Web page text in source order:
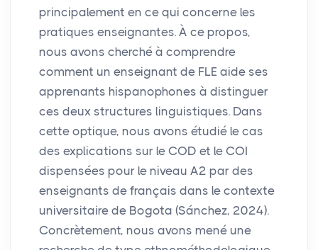
principalement en ce qui concerne les
pratiques enseignantes. À ce propos,
nous avons cherché à comprendre
comment un enseignant de FLE aide ses
apprenants hispanophones à distinguer
ces deux structures linguistiques. Dans
cette optique, nous avons étudié le cas
des explications sur le COD et le COI
dispensées pour le niveau A2 par des
enseignants de français dans le contexte
universitaire de Bogota (Sánchez, 2024).
Concrètement, nous avons mené une